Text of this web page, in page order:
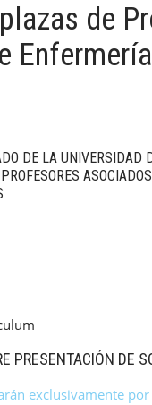
de
DE LA UNIVERSIDAD
PRESENTACIÓN DE
exclusivamente por